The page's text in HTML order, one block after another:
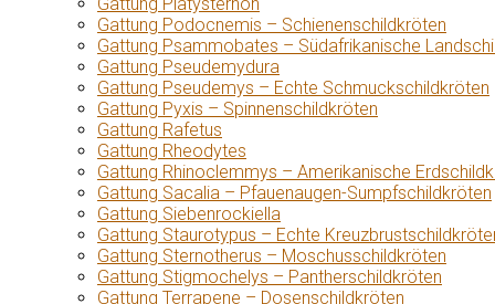
Gattung Podocnemis – Schienenschildkröten
Gattung Psammobates – Südafrikanische
Gattung Pseudemydura
Gattung Pseudemys – Echte Schmuckschildkröten
Gattung Pyxis – Spinnenschildkröten
Gattung Rafetus
Gattung Rheodytes
Gattung Rhinoclemmys – Amerikanische
Gattung Sacalia – Pfauenaugen-Sumpfschildkröten
Gattung Siebenrockiella
Gattung Staurotypus – Echte
Gattung Sternotherus – Moschusschildkröten
Gattung Stigmochelys – Pantherschildkröten
Gattung Terrapene – Dosenschildkröten